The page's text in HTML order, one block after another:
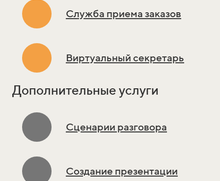
Служба приема заказов
Виртуальный секретарь
Дополнительные услуги
Сценарии разговора
Создание презентации